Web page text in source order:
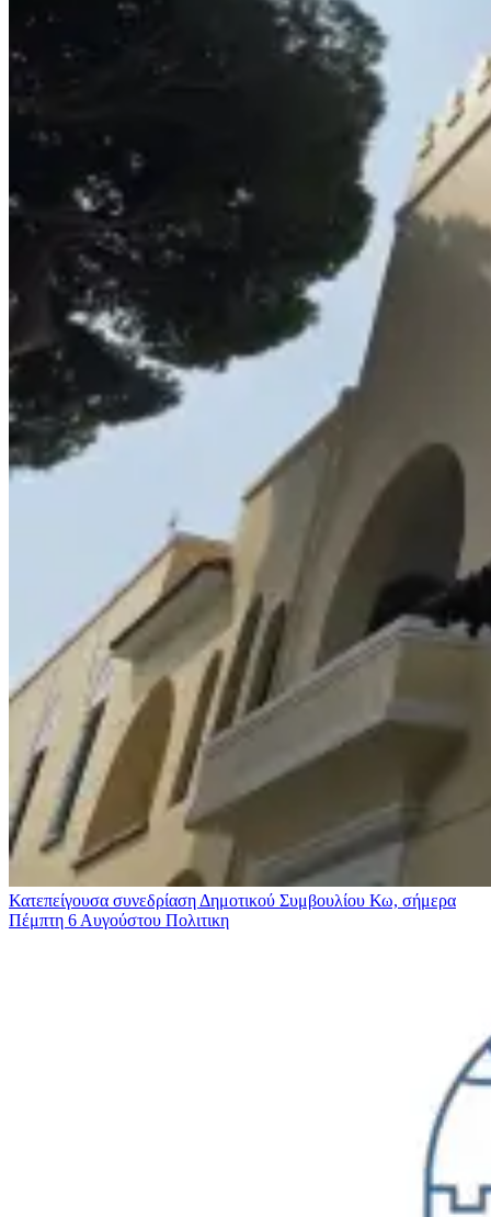
Κατεπείγουσα συνεδρίαση Δημοτικού Συμβουλίου Κω, σήμερα
Πέμπτη 6 Αυγούστου Πολιτικη